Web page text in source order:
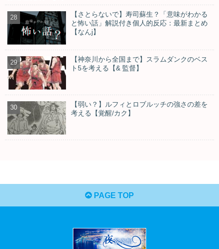
【さとらないで】寿司蘇生？「意味がわかる
と怖い話」解説付き個人的反応：最新まとめ
【なんj】
【神奈川から全国まで】スラムダンクのベス
ト5を考える【& 監督】
【弱い？】ルフィとロブルッチの強さの差を
考える【覚醒/カク】
PAGE TOP